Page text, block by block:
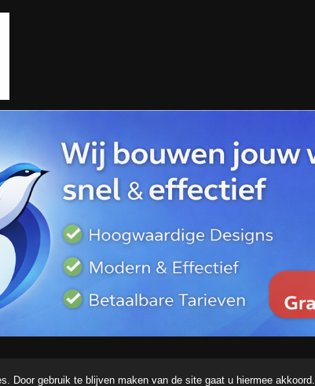
Door gebruik te blijven maken van de site gaat u hiermee akkoord.